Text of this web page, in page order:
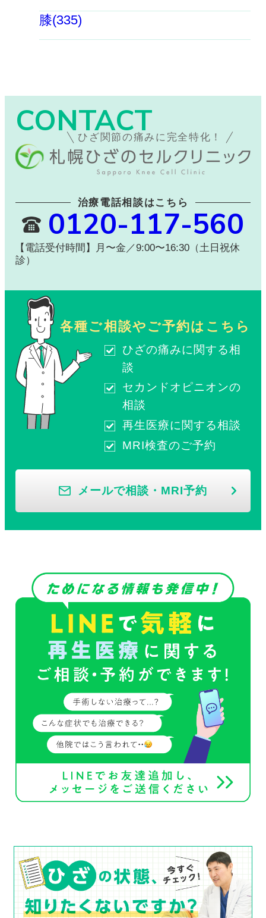
膝(335)
CONTACT
ひざ関節の痛みに完全特化！
治療電話相談はこちら
0120-117-560
【電話受付時間】月〜金／9:00〜16:30（土日祝休
診）
各種ご相談やご予約はこちら
ひざの痛みに関する相
談
セカンドオピニオンの
相談
再生医療に関する相談
MRI検査のご予約
メールで相談・MRI予約